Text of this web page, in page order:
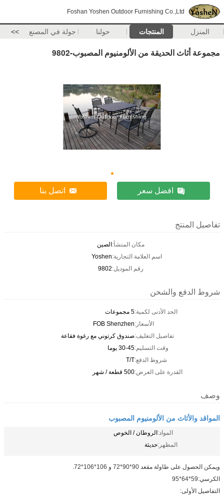
Foshan Yoshen Outdoor Furnishing Co.,Ltd
المنزل المنتجات حولنا جولة في المصنع >>
مجموعة أثاث الحديقة من الألومنيوم المصبوب-9802
افضل سعر اتصل بنا
تفاصيل المنتج
مكان المنشأ:الصين
اسم العلامة التجارية:Yoshen
رقم الموديل:9802
شروط الدفع والشحن
الحد الأدنى لكمية:5 مجموعات
الأسعار:FOB Shenzhen
تفاصيل التغليف:صندوق كرتوني مع رغوة فقاعة
وقت التسليم:30-45 يوما
شروط الدفع:T/T
القدرة على العرض:500 قطعة / شهر
وصف
المواقد والأثاث من الألومنيوم المصبوب
المواد:الروطان / الخوص
المظهر:حديثة
ويمكن الحصول على طاولة مقعد 90*90*72 و 106*106*72.
الكرسي:59*64*95
التفاصيل الأولى: